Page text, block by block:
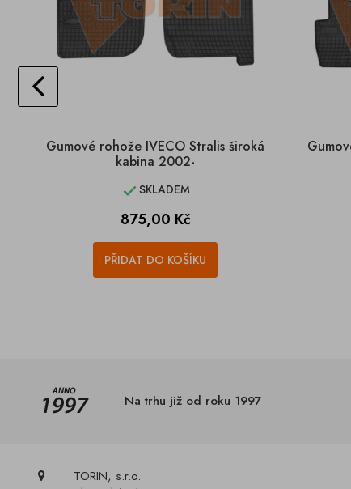
Gumové rohože IVECO Stralis široká
kabina 2002-
SKLADEM
Cena
875,00 Kč
PŘIDAT DO KOŠÍKU
Na trhu již od roku 1997
TORIN, s.r.o.